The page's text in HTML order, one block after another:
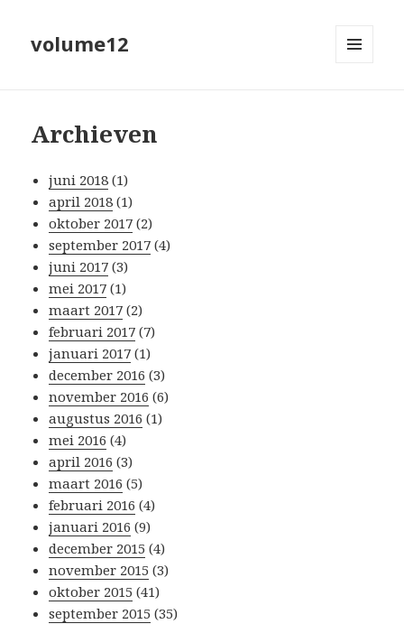
volume12
Archieven
juni 2018 (1)
april 2018 (1)
oktober 2017 (2)
september 2017 (4)
juni 2017 (3)
mei 2017 (1)
maart 2017 (2)
februari 2017 (7)
januari 2017 (1)
december 2016 (3)
november 2016 (6)
augustus 2016 (1)
mei 2016 (4)
april 2016 (3)
maart 2016 (5)
februari 2016 (4)
januari 2016 (9)
december 2015 (4)
november 2015 (3)
oktober 2015 (41)
september 2015 (35)